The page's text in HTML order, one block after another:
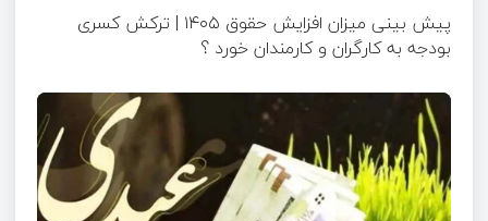
پیش بینی میزان افزایش حقوق ۱۴۰۵ | ترکش کسری
بودجه به کارگران و کارمندان خورد ؟